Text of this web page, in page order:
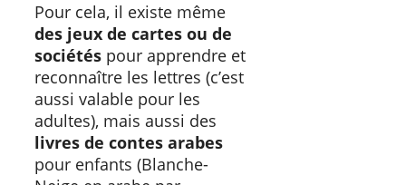
Pour cela, il existe même
des jeux de cartes ou de
sociétés pour apprendre et
reconnaître les lettres (c’est
aussi valable pour les
adultes), mais aussi des
livres de contes arabes
pour enfants (Blanche-